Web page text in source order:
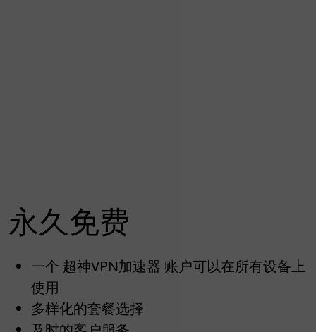
永久免费
一个 超神VPN加速器 账户可以在所有设备上
使用
多样化的套餐选择